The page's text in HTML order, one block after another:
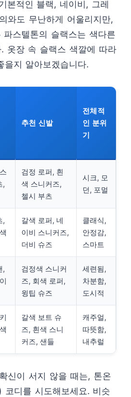
본적인 블랙, 네이비, 그레
와도 무난하게 어울리지만,
스텔톤의 슬랙스는 색다른
옷장 속 슬랙스 색깔에 따라
을지 알아보겠습니다.
추천 신발
전체적
인 분위
기
,
검정 로퍼, 흰
색 스니커즈,
첼시 부츠
시크, 모
던, 포멀
,
갈색 로퍼, 네
이비 스니커즈,
더비 슈즈
클래식,
안정감,
스마트
,
검정색 스니커
즈, 회색 로퍼,
윙팁 슈즈
세련됨,
차분함,
도시적
갈색 보트 슈
즈, 흰색 스니
커즈, 샌들
캐주얼,
따뜻함,
내추럴
신이 서지 않을 때는, 톤온
디를 시도해보세요. 비슷